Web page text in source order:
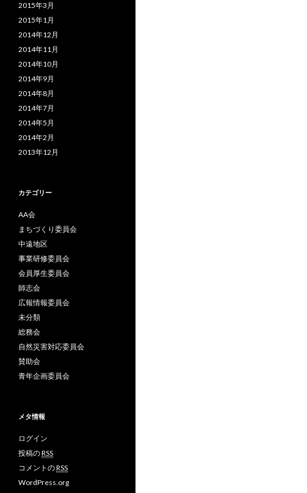
2015年3月
2015年1月
2014年12月
2014年11月
2014年10月
2014年9月
2014年8月
2014年7月
2014年5月
2014年2月
2013年12月
カテゴリー
AA会
まちづくり委員会
中遠地区
事業研修委員会
会員厚生委員会
師志会
広報情報委員会
未分類
総務会
自然災害対応委員会
賛助会
青年企画委員会
メタ情報
ログイン
投稿のRSS
コメントのRSS
WordPress.org